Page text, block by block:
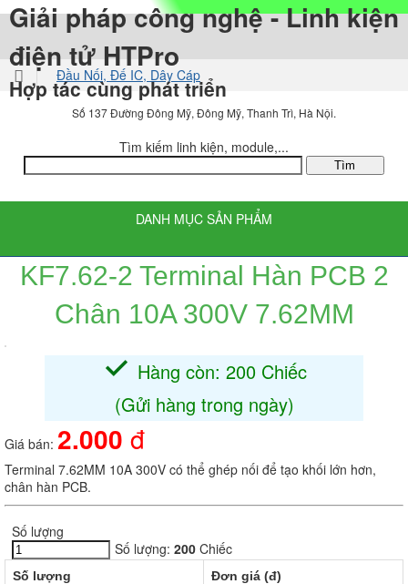
Giải pháp công nghệ - Linh kiện
điện tử HTPro
Hợp tác cùng phát triển
Đầu Nối, Đế IC, Dây Cáp
Domino, Terminal Block
Số 137 Đường Đông Mỹ, Đông Mỹ, Thanh Trì, Hà Nội.
Tìm kiếm linh kiện, module,...
DANH MỤC SẢN PHẨM
KF7.62-2 Terminal Hàn PCB 2
Chân 10A 300V 7.62MM
Hàng còn: 200 Chiếc
(Gửi hàng trong ngày)
Giá bán: 2.000 đ
Terminal 7.62MM 10A 300V có thể ghép nối để tạo khối lớn hơn,
chân hàn PCB.
Số lượng
Số lượng: 200 Chiếc
Số lượng Đơn giá (đ)